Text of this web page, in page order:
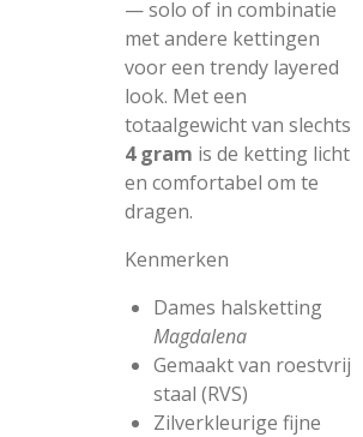
— solo of in combinatie
met andere kettingen
voor een trendy layered
look. Met een
totaalgewicht van slechts
4 gram is de ketting licht
en comfortabel om te
dragen.
Kenmerken
Dames halsketting
Magdalena
Gemaakt van roestvrij
staal (RVS)
Zilverkleurige fijne